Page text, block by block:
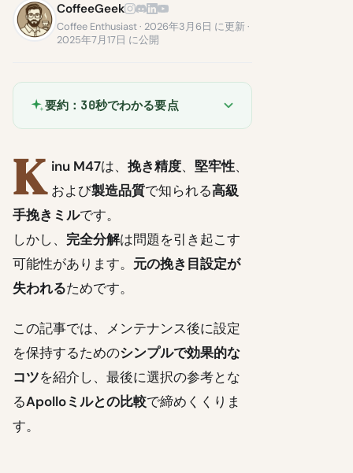
CoffeeGeek
Coffee Enthusiast · 2026年3月6日 に更新 ·
2025年7月17日 に公開
要約：30秒でわかる要点
K inu M47は、挽き精度、 堅牢性、
および製造品質で知られる高級
手挽きミルです。
しかし、 完全分解は問題を引き起こす
可能性があります。 元の挽き目設定が
失われるためです。
この記事では、メンテナンス後に設定
を保持するためのシンプルで効果的な
コツを紹介し、最後に選択の参考とな
るApolloミルとの比較で締めくくりま
す。